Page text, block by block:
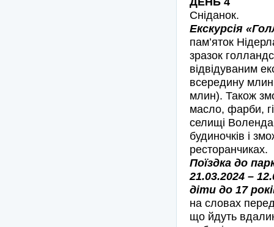
Сніданок.
Екскурсія
пам’яток
зразок
відвідуваним
всередину
млин). Також
масло, фарби,
селищі
будиночків і
ресторанчиках.
Поїздка до
21.03.2024 –
діти до 17
на словах
що йдуть